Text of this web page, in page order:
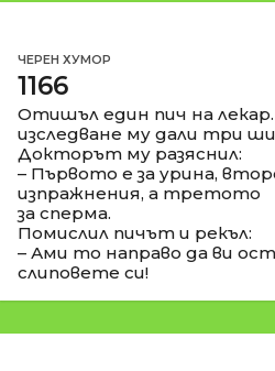
ЧЕРЕН ХУМОР
1166
Отишъл един пич на лекар.
изследване му дали три
Докторът му разяснил:
– Първото е за урина,
изпражнения, а третото
за сперма.
Помислил пичът и рекъл:
– Ами то направо да ви
слиповете си!